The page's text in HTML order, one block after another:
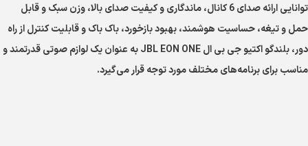
توانایی ارائه صدای 6 کانال، ماندگاری و کیفیت صدای بالا، وزن سبک و قابل
حمل و تیغه، حساسیت هوشمند، بهبود بازخورد، باک باک و قابلیت کنترل از راه
دور، بلندگو اکتیو جی بی ال JBL EON ONE به عنوان یک لوازم صوتی قدرتمند و
مناسب برای برنامه‌های مختلف مورد توجه قرار می‌گیرد.